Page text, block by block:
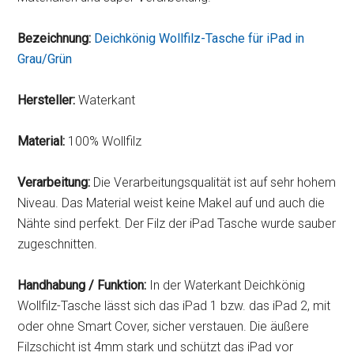
Bezeichnung: Deichkönig Wollfilz-Tasche für iPad in
Grau/Grün
Hersteller: Waterkant
Material: 100% Wollfilz
Verarbeitung: Die Verarbeitungsqualität ist auf sehr hohem
Niveau. Das Material weist keine Makel auf und auch die
Nähte sind perfekt. Der Filz der iPad Tasche wurde sauber
zugeschnitten.
Handhabung / Funktion: In der Waterkant Deichkönig
Wollfilz-Tasche lässt sich das iPad 1 bzw. das iPad 2, mit
oder ohne Smart Cover, sicher verstauen. Die äußere
Filzschicht ist 4mm stark und schützt das iPad vor